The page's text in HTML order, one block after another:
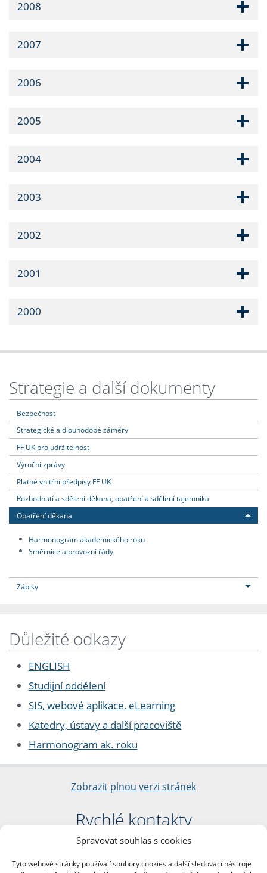
Spravovat souhlas s cookies
Tyto webové stránky používají soubory cookies a další sledovací nástroje
2008
2007
2006
2005
2004
2003
2002
2001
2000
Strategie a další dokumenty
Bezpečnost
Strategické a dlouhodobé záměry
FF UK pro udržitelnost
Výroční zprávy
Platné vnitřní předpisy FF UK
Rozhodnutí a sdělení děkana, opatření a sdělení tajemníka
Opatření děkana
Harmonogram akademického roku
Směrnice a provozní řády
Zápisy
Důležité odkazy
ENGLISH
Studijní oddělení
SIS, webové aplikace, eLearning
Katedry, ústavy a další pracoviště
Harmonogram ak. roku
Zobrazit plnou verzi stránek
Rychlé kontakty
Filozofická fakulta
nám. Jana Palacha 1/2